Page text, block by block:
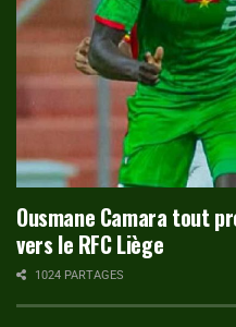
Ousmane Camara tout
vers le RFC Liège
1024 PARTAGES